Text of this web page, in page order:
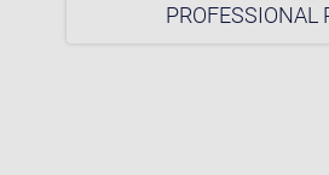
PROFESSIONAL